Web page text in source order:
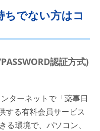
ちでない方はコ
認証方式)
ターネットで「薬事日
する有料会員サービス
る環境で、パソコン、